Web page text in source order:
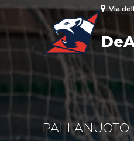
Via
PALLANUOTO